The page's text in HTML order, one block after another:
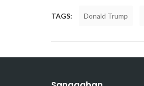
TAGS: Donald Trump